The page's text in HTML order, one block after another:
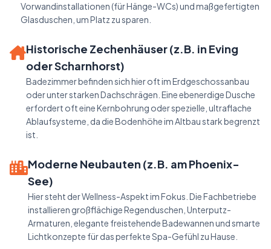
Vorwandinstallationen (für Hänge-WCs) und maßgefertigten
Glasduschen, um Platz zu sparen.
Historische Zechenhäuser (z.B. in Eving
oder Scharnhorst)
Badezimmer befinden sich hier oft im Erdgeschossanbau
oder unter starken Dachschrägen. Eine ebenerdige Dusche
erfordert oft eine Kernbohrung oder spezielle, ultraflache
Ablaufsysteme, da die Bodenhöhe im Altbau stark begrenzt
ist.
Moderne Neubauten (z.B. am Phoenix-
See)
Hier steht der Wellness-Aspekt im Fokus. Die Fachbetriebe
installieren großflächige Regenduschen, Unterputz-
Armaturen, elegante freistehende Badewannen und smarte
Lichtkonzepte für das perfekte Spa-Gefühl zu Hause.